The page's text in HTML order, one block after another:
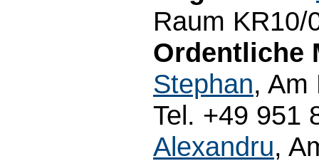
Raum KR10/
Ordentliche
Stephan, Am
Tel. +49 951
Alexandru,